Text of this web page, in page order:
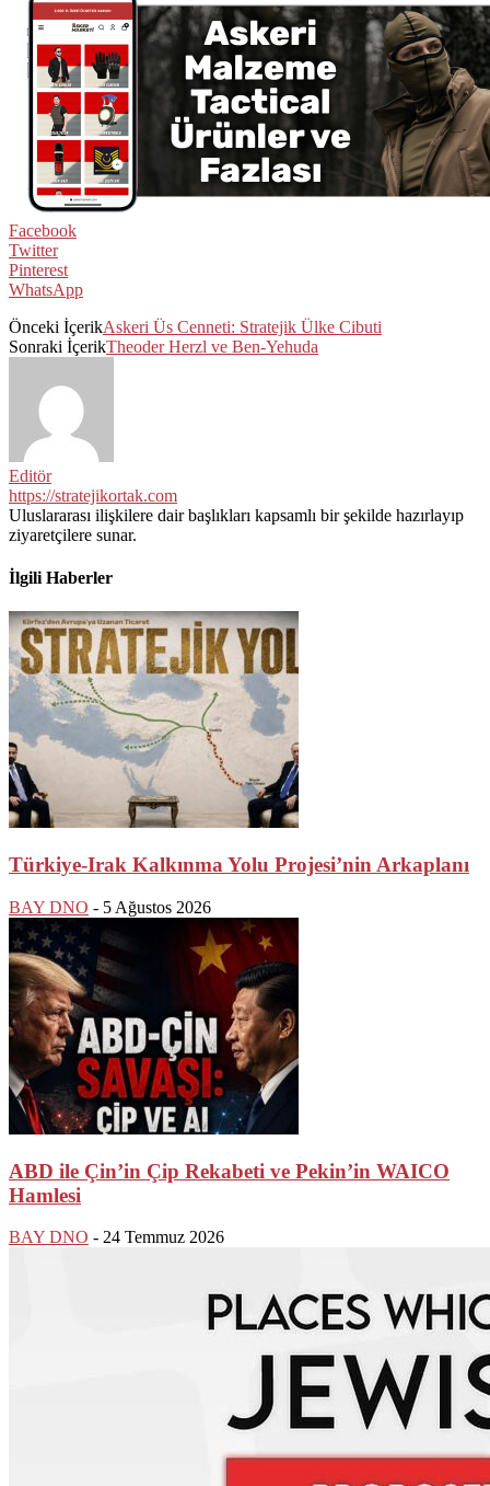
Facebook
Twitter
Pinterest
WhatsApp
Önceki İçerikAskeri Üs Cenneti: Stratejik Ülke Cibuti
Sonraki İçerikTheoder Herzl ve Ben-Yehuda
Editör
https://stratejikortak.com
Uluslararası ilişkilere dair başlıkları kapsamlı bir şekilde hazırlayıp
ziyaretçilere sunar.
İlgili Haberler
Türkiye-Irak Kalkınma Yolu Projesi’nin Arkaplanı
BAY DNO - 5 Ağustos 2026
ABD ile Çin’in Çip Rekabeti ve Pekin’in WAICO
Hamlesi
BAY DNO - 24 Temmuz 2026